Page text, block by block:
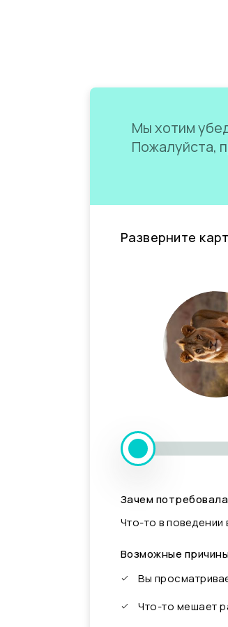
Мы хотим
Пожалуйста,
Разверните
Зачем
Что-то в
Возможные
Вы
Что-то мешает